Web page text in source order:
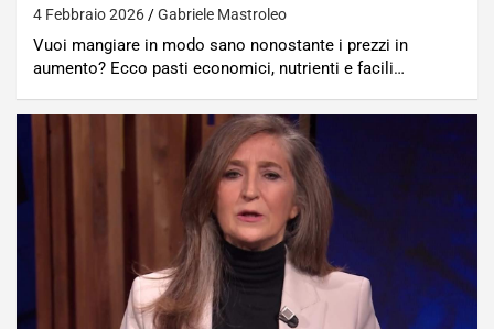
4 Febbraio 2026 Gabriele Mastroleo
Vuoi mangiare in modo sano nonostante i prezzi in
aumento? Ecco pasti economici, nutrienti e facili…